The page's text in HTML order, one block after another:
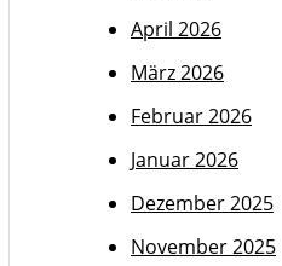
April 2026
März 2026
Februar 2026
Januar 2026
Dezember 2025
November 2025